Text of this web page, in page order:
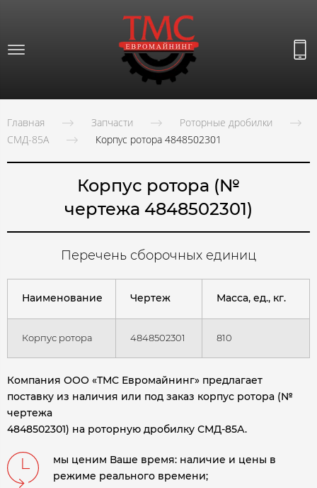
Главная Запчасти
Роторные дробилки
СМД-85А
Корпус ротора 4848502301
Корпус ротора (№
чертежа 4848502301)
Перечень сборочных единиц
Наименование Чертеж Масса, ед., кг.
Корпус ротора 4848502301 810
Компания ООО «ТМС Евромайнинг» предлагает
поставку из наличия или под заказ корпус ротора (№
чертежа
4848502301) на роторную дробилку СМД-85А.
мы ценим Ваше время: наличие и цены в
режиме реального времени;